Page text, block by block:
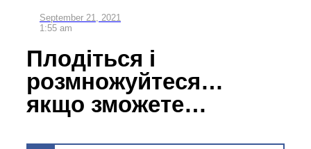
September 21, 2021
1:55 am
Плодіться і
розмножуйтеся…
якщо зможете…